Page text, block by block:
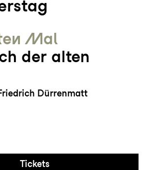
Mal
der alten
Dürrenmatt
Tickets